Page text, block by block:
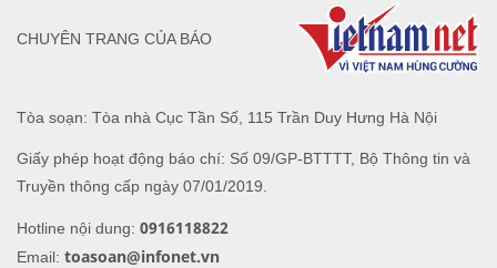
Tòa soạn: Tòa nhà Cục Tần Số, 115 Trần Duy Hưng Hà Nội
Giấy phép hoạt động báo chí: Số 09/GP-BTTTT, Bộ Thông tin và
Truyền thông cấp ngày 07/01/2019.
Hotline nội dung: 0916118822
Email: toasoan@infonet.vn
CHUYÊN TRANG CỦA BÁO